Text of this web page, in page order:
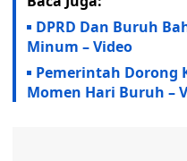
‎DPRD Dan Buruh
Minum – Video
Pemerintah Dorong
Momen Hari Buruh –